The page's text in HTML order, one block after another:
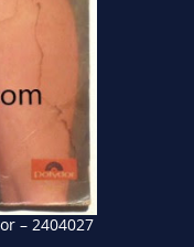
– 2404027